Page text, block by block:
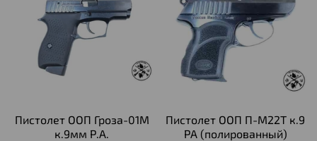
Пистолет ООП Гроза-01М
к.9мм Р.А.
Пистолет ООП П-М22Т к.9
РА (полированный)